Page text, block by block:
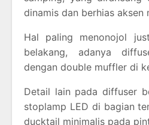
dinamis dan berhias aksen
Hal paling menonojol
belakang, adanya
dengan double muffler di
Detail lain pada diffuser
stoplamp LED di bagian
ducktail minimalis pada